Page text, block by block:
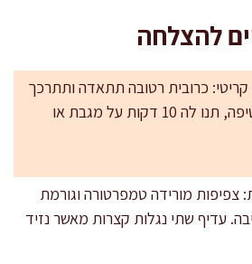
להצלחה
קריטי: כרובית רטובה תתאדה ותתרכך
מהר מדי. אחרי שטיפה, תנו לה 10 דקות על מגבת או
צפיפות מורידה טמפרטורה וגורמת
עדיף שתי נגלות קצרות מאשר נזיד